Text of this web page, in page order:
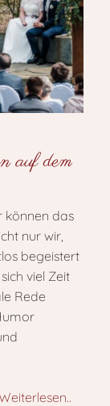
auf dem
können das
nur wir,
begeistert
viel Zeit
Rede